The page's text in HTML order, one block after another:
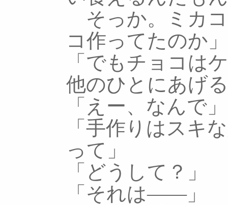
そっか。ミカ
コ作ってたのか」
「でもチョコは
他のひとにあげ
「えー、なんで」
「手作りはスキ
って」
「どうして？」
「それは――」